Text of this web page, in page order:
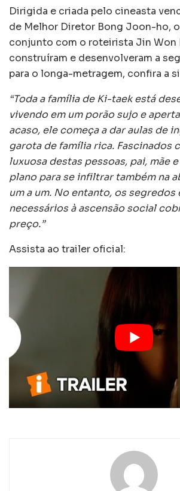
Dirigida e criada pelo cineasta
de Melhor Diretor Bong Joon-ho,
conjunto com o roteirista Jin Won
construíram e desenvolveram a
para o longa-metragem, confira a
“Toda a família de Ki-taek está
vivendo em um porão sujo e
acaso, ele começa a dar aulas de
garota de família rica. Fascinados
luxuosa destas pessoas, pai, mãe
plano para se infiltrar também na
um a um. No entanto, os segredos
necessários à ascensão social
preço.”
Assista ao trailer oficial: